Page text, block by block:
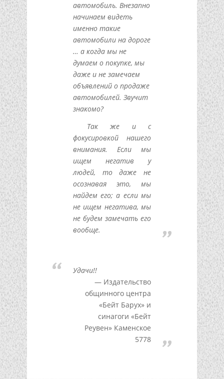
автомобиль. Внезапно
начинаем видеть
именно такие
автомобили на дороге
… а когда мы не
думаем о покупке, мы
даже и не замечаем
объявлений о продаже
автомобилей. Звучит
знакомо?
Так же и с
фокусировкой нашего
внимания. Если мы
ищем негатив у
людей, то даже не
осознавая это, мы
найдем его; а если мы
не ищем негатива, мы
не будем замечать его
вообще.
Удачи!!
Издательство
общинного центра
«Бейт Барух» и
синагоги «Бейт
Реувен» Каменское
5778